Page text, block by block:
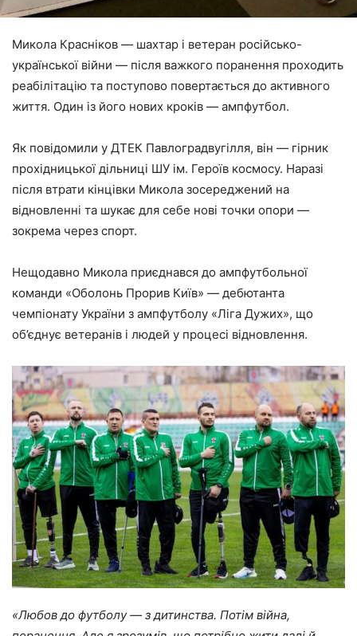
Микола Красніков — шахтар і ветеран російсько-
української війни — після важкого поранення проходить
реабілітацію та поступово повертається до активного
життя. Один із його нових кроків — ампфутбол.
Як повідомили у ДТЕК Павлоградвугілля, він — гірник
прохідницької дільниці ШУ ім. Героїв космосу. Наразі
після втрати кінцівки Микола зосереджений на
відновленні та шукає для себе нові точки опори —
зокрема через спорт.
Нещодавно Микола приєднався до ампфутбольної
команди «Оболонь Прорив Київ» — дебютанта
чемпіонату України з ампфутболу «Ліга Дужих», що
об’єднує ветеранів і людей у процесі відновлення.
«Любов до футболу — з дитинства. Потім війна,